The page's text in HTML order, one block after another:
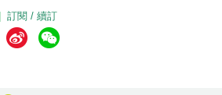
訂閱 / 續訂